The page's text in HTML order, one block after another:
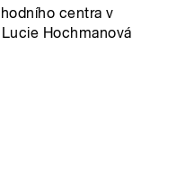
centra v
Hochmanová